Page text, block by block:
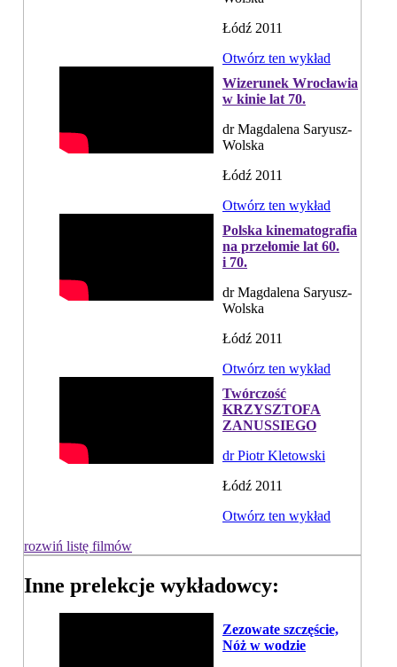
Łódź 2011
Otwórz ten wykład
Wizerunek Wrocławia
w kinie lat 70.
dr Magdalena Saryusz-
Wolska
Łódź 2011
Otwórz ten wykład
Polska kinematografia
na przełomie lat 60.
i 70.
dr Magdalena Saryusz-
Wolska
Łódź 2011
Otwórz ten wykład
Twórczość
KRZYSZTOFA
ZANUSSIEGO
dr Piotr Kletowski
Łódź 2011
Otwórz ten wykład
rozwiń listę filmów
Inne prelekcje wykładowcy:
Zezowate szczęście,
Nóż w wodzie